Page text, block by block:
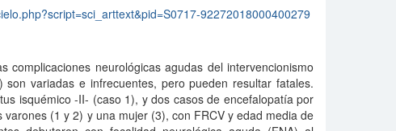
92272018000400279
complicaciones neurológicas agudas del intervencionismo
son variadas e infrecuentes, pero pueden resultar fatales.
isquémico -II- (caso 1), y dos casos de encefalopatía por
varones (1 y 2) y una mujer (3), con FRCV y edad media de